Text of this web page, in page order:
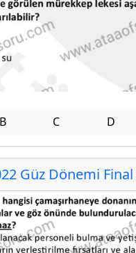
B C D
Güz Dönemi Final